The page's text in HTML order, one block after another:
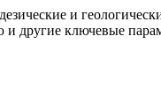
и
и другие ключевые